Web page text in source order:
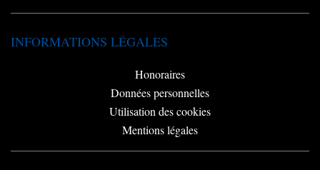
INFORMATIONS LÉGALES
Honoraires
Données personnelles
Utilisation des cookies
Mentions légales